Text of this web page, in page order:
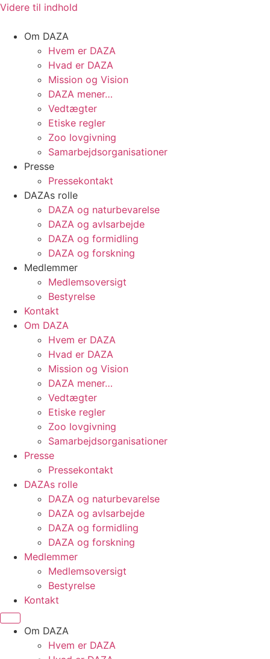
Videre til indhold
Om DAZA
Hvem er DAZA
Hvad er DAZA
Mission og Vision
DAZA mener…
Vedtægter
Etiske regler
Zoo lovgivning
Samarbejdsorganisationer
Presse
Pressekontakt
DAZAs rolle
DAZA og natur­bevarelse
DAZA og avls­arbejde
DAZA og formidling
DAZA og forskning
Medlemmer
Medlemsoversigt
Bestyrelse
Kontakt
Om DAZA
Hvem er DAZA
Hvad er DAZA
Mission og Vision
DAZA mener…
Vedtægter
Etiske regler
Zoo lovgivning
Samarbejdsorganisationer
Presse
Pressekontakt
DAZAs rolle
DAZA og natur­bevarelse
DAZA og avls­arbejde
DAZA og formidling
DAZA og forskning
Medlemmer
Medlemsoversigt
Bestyrelse
Kontakt
Om DAZA
Hvem er DAZA